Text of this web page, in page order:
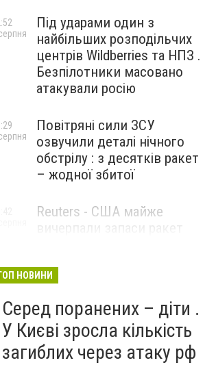
Під ударами один з
найбільших розподільчих
центрів Wildberries та НПЗ .
Безпілотники масовано
атакували росію
Повітряні сили ЗСУ
озвучили деталі нічного
обстрілу : з десятків ракет
– жодної збитої
Reuters - США майже
НОВИНИ
Серед поранених – діти .
У Києві зросла кількість
загиблих через атаку рф